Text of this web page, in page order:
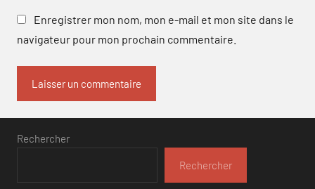
Enregistrer mon nom, mon e-mail et mon site dans le
navigateur pour mon prochain commentaire.
Rechercher
Rechercher